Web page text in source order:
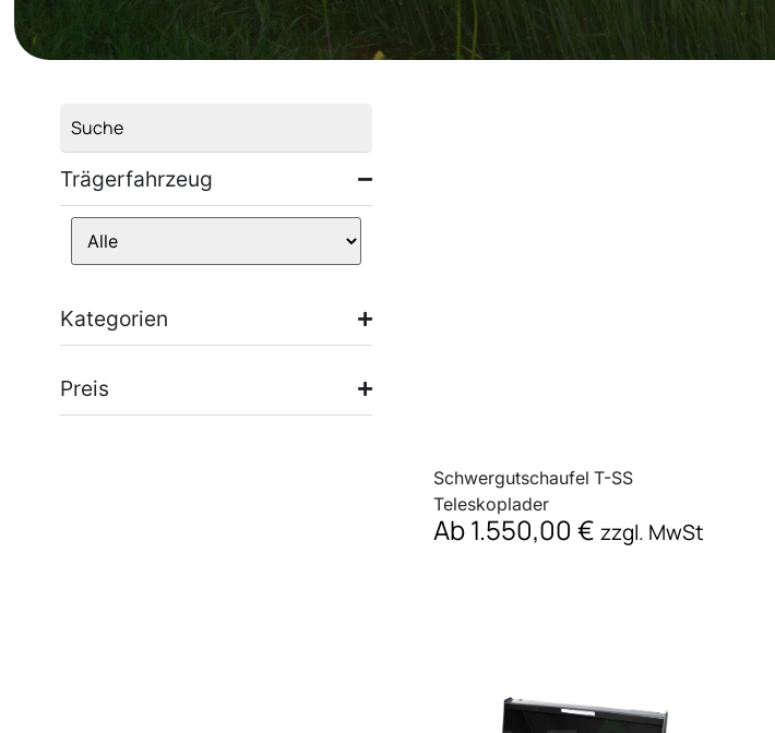
Trägerfahrzeug
Kategorien
Preis
Schwergutschaufel T-SS
Teleskoplader
Ab1.550,00 € zzgl. MwSt